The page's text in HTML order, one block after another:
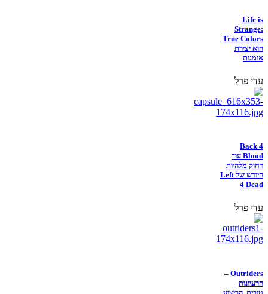
Life is
Strange:
True Colors
הוא יצירת
אומנות
עדי פרל
Back 4
Blood עוד
רחוק מלהיות
היורש של Left
4 Dead
עדי פרל
Outriders –
הרעיונות